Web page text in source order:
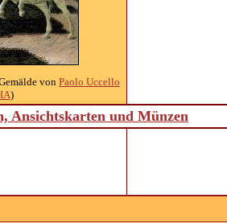
von Paolo Uccello
)
Ansichtskarten und Münzen